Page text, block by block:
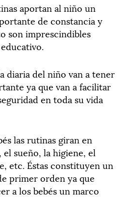
aportan al niño un
de constancia y
son imprescindibles
diaria del niño van a tener
ya que van a facilitar
en toda su vida
las rutinas giran en
sueño, la higiene, el
etc. Éstas constituyen un
primer orden ya que
a los bebés un marco